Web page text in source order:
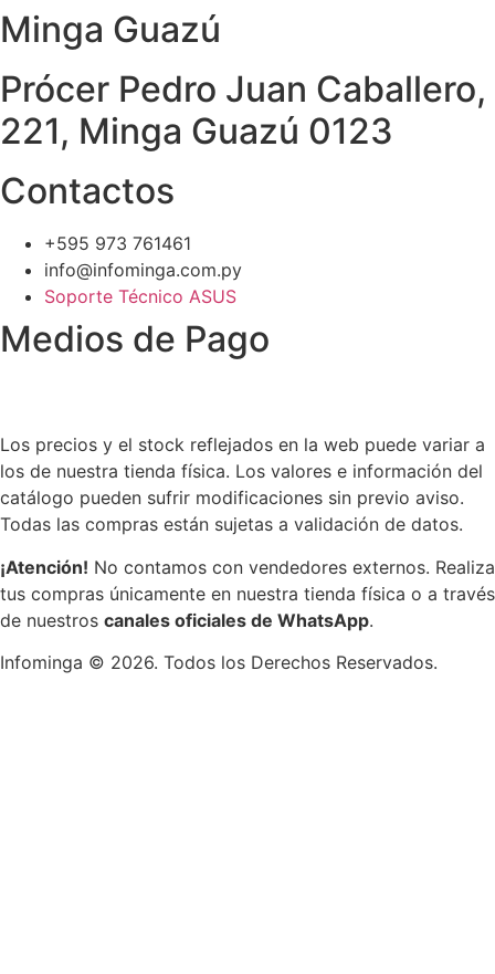
Minga Guazú
Prócer Pedro Juan Caballero,
221, Minga Guazú 0123
Contactos
+595 973 761461
info@infominga.com.py
Soporte Técnico ASUS
Medios de Pago
Los precios y el stock reflejados en la web puede variar a
los de nuestra tienda física. Los valores e información del
catálogo pueden sufrir modificaciones sin previo aviso.
Todas las compras están sujetas a validación de datos.
¡Atención! No contamos con vendedores externos. Realiza
tus compras únicamente en nuestra tienda física o a través
de nuestros canales oficiales de WhatsApp.
Infominga © 2026. Todos los Derechos Reservados.